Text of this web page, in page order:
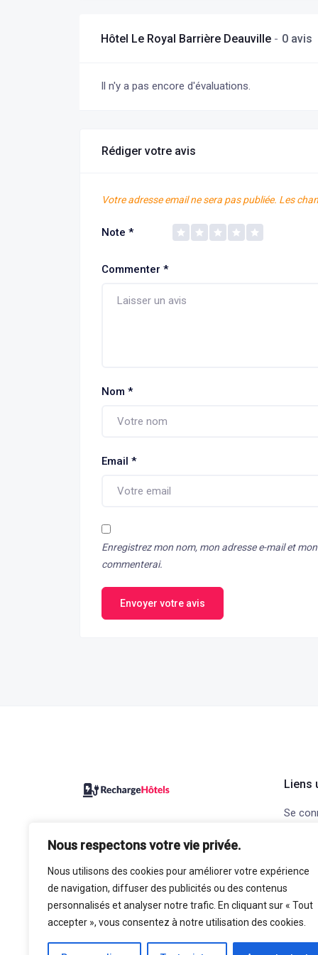
Nous respectons votre vie privée.
Nous utilisons des cookies pour améliorer votre expérience
de navigation, diffuser des publicités ou des contenus
personnalisés et analyser notre trafic. En cliquant sur « Tout
accepter », vous consentez à notre utilisation des cookies.
Hôtel Le Royal Barrière Deauville 0 avis
Il n'y a pas encore d'évaluations.
Rédiger votre avis
Votre adresse email ne sera pas publiée. Les
Note *
Commenter *
Nom *
Email *
Enregistrez mon nom, mon adresse e-mail et
commenterai.
Envoyer votre avis
trouver votre prochain hôtel avec
bornes de recharge pour voiture
électrique.
Liens
Se